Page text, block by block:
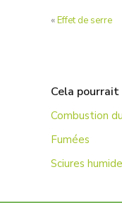
«Effet de serre
Cela
Combustion
Fumées
Sciures